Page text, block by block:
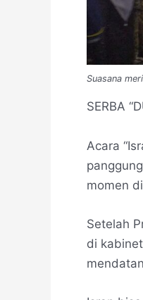
Suasana
SERBA
Acara
momen
Setelah
di